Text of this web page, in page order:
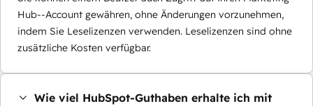
Hub--Account gewähren, ohne Änderungen vorzunehmen,
indem Sie Leselizenzen verwenden. Leselizenzen sind ohne
zusätzliche Kosten verfügbar.
Wie viel HubSpot-Guthaben erhalte ich mit